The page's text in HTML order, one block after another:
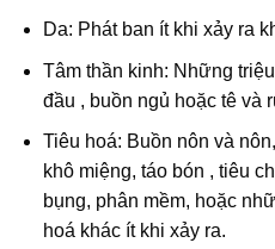
Da: Phát ban ít khi xảy ra
Tâm thần kinh: Những
đầu , buồn ngủ hoặc tê và
Tiêu hoá: Buồn nôn và
khô miệng, táo bón , tiêu
bụng, phân mềm, hoặc
hoá khác ít khi xảy ra.